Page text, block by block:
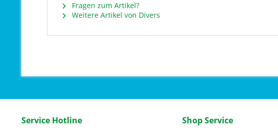
Fragen zum Artikel?
Weitere Artikel von Divers
Service Hotline Shop Service